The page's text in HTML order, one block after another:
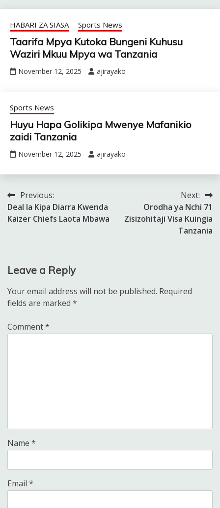
HABARI ZA SIASA Sports News
Taarifa Mpya Kutoka Bungeni Kuhusu
Waziri Mkuu Mpya wa Tanzania
November 12, 2025 ajirayako
Sports News
Huyu Hapa Golikipa Mwenye Mafanikio
zaidi Tanzania
November 12, 2025 ajirayako
Post
navigation
Previous:
Deal la Kipa Diarra Kwenda
Kaizer Chiefs Laota Mbawa
Next:
Orodha ya Nchi 71
Zisizohitaji Visa Kuingia
Tanzania
Leave a Reply
Your email address will not be published. Required
fields are marked *
Comment*
Name *
Email *